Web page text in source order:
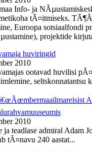
Info- ja
tÃ¤itmiseks.
Euroopa sotsiaalfondi
projektide
huviringid
2010
ootavad huvilisi
seltskonnatantsu
2010
ja teadlase admiral Adam
tÃ¤navu 240 aastat...